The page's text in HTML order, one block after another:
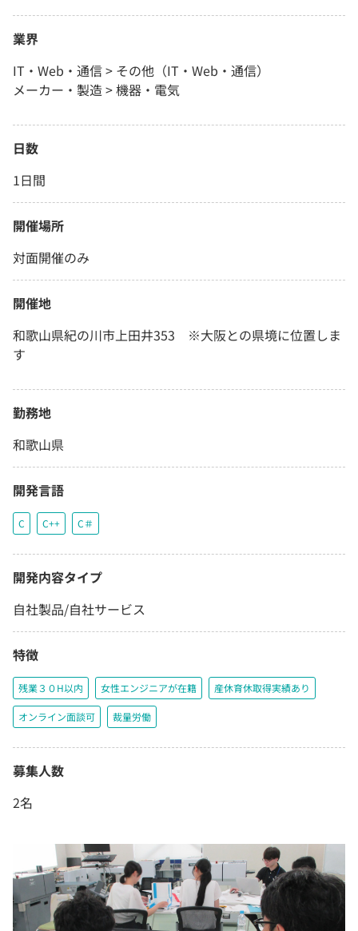
業界
IT・Web・通信 > その他（IT・Web・通信）
メーカー・製造 > 機器・電気
日数
1日間
開催場所
対面開催のみ
開催地
和歌山県紀の川市上田井353 ※大阪との県境に位置しま
す
勤務地
和歌山県
開発言語
C C++ C＃
開発内容タイプ
自社製品/自社サービス
特徴
残業３０H以内 女性エンジニアが在籍 産休育休取得実績あり
オンライン面談可 裁量労働
募集人数
2名